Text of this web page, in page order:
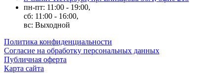
пн-пт: 11:00 - 19:00,
сб: 11:00 - 16:00,
вс: Выходной
Политика конфиденциальности
Согласие на обработку персональных данных
Публичная оферта
Карта сайта